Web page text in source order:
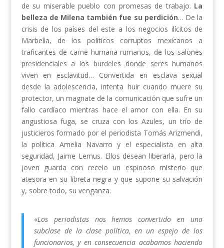
de su miserable pueblo con promesas de trabajo. La
belleza de Milena también fue su perdición… De la
crisis de los países del este a los negocios ilícitos de
Marbella, de los políticos corruptos mexicanos a
traficantes de carne humana rumanos, de los salones
presidenciales a los burdeles donde seres humanos
viven en esclavitud… Convertida en esclava sexual
desde la adolescencia, intenta huir cuando muere su
protector, un magnate de la comunicación que sufre un
fallo cardíaco mientras hace el amor con ella. En su
angustiosa fuga, se cruza con los Azules, un trío de
justicieros formado por el periodista Tomás Arizmendi,
la política Amelia Navarro y el especialista en alta
seguridad, Jaime Lemus. Ellos desean liberarla, pero la
joven guarda con recelo un espinoso misterio que
atesora en su libreta negra y que supone su salvación
y, sobre todo, su venganza.
«Los periodistas nos hemos convertido en una
subclase de la clase política, en un espejo de los
funcionarios, y en consecuencia acabamos haciendo